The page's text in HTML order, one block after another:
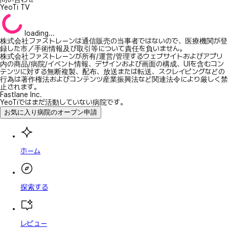
YeoTi TV
loading...
株式会社ファストレーンは通信販売の当事者ではないので、医療機関が登
録した市／手術情報及び取引等について責任を負いません。
株式会社ファストレーンが所有/運営/管理するウェブサイトおよびアプリ
内の商品/病院/イベント情報、デザインおよび画面の構成、UIを含むコン
テンツに対する無断複製、配布、放送または転送、スクレイピングなどの
行為は著作権法およびコンテンツ産業振興法など関連法令により厳しく禁
止されます。
Fastlane Inc.
YeoTiではまだ活動していない病院です。
お気に入り病院のオープン申請
ホーム
探索する
レビュー